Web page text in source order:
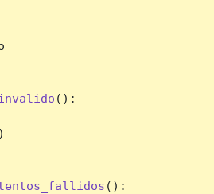
():
)
():